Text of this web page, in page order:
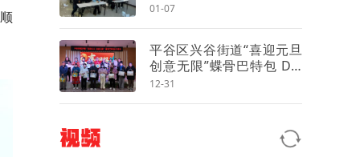
01-07
平谷区兴谷街道“喜迎元旦
创意无限”蝶骨巴特包 DIY
活动圆满举行
12-31
视频